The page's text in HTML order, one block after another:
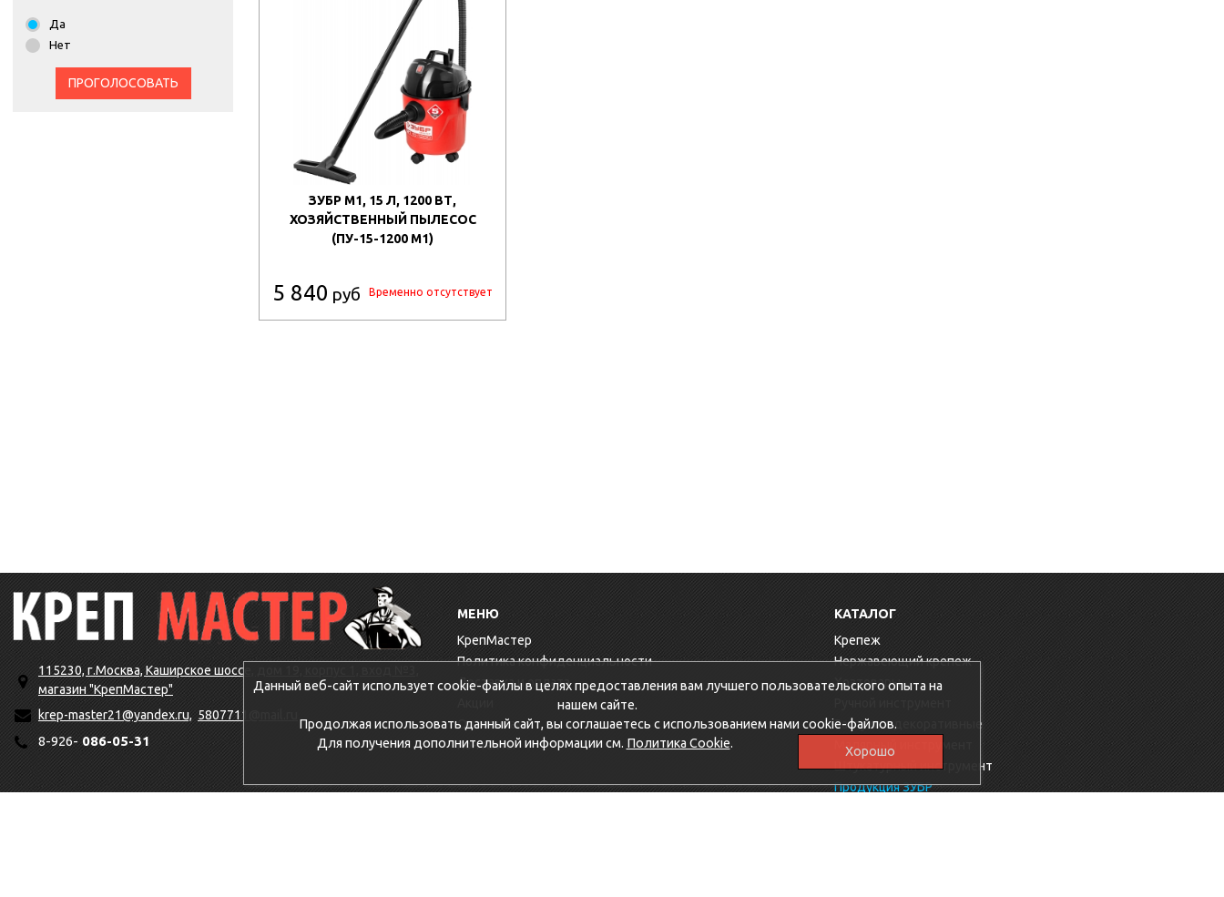
Да
Нет
ПРОГОЛОСОВАТЬ
ЗУБР М1, 15 Л, 1200 ВТ,
ХОЗЯЙСТВЕННЫЙ ПЫЛЕСОС
(ПУ-15-1200 М1)
5 840 руб Временно отсутствует
115230, г.Москва, Каширское шоссе, дом 19, корпус 1, вход №3,
магазин "КрепМастер"
krep-master21@yandex.ru, 5807711@mail.ru
8-926-086-05-31
МЕНЮ
КрепМастер
Политика конфиденциальности
Доставка и оплата
Оптовикам
Контакты
КАТАЛОГ
Крепеж
Нержавеющий крепеж
Хозтовары
Заглушки декоративные
Малярный инструмент
Штукатурный инструмент
Продукция ЗУБР
Данный веб-сайт использует cookie-файлы в целях предоставления вам лучшего пользовательского опыта на
нашем сайте.
Продолжая использовать данный сайт, вы соглашаетесь с использованием нами cookie-файлов.
Для получения дополнительной информации см. Политика Cookie.
Хорошо